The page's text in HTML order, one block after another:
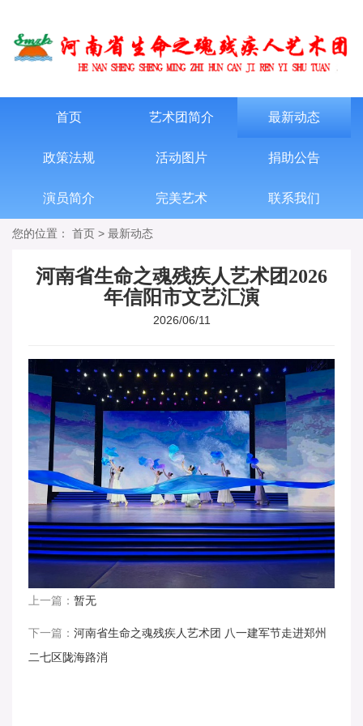
首页 艺术团简介 最新动态
政策法规 活动图片 捐助公告
演员简介 完美艺术 联系我们
您的位置： 首页 > 最新动态
河南省生命之魂残疾人艺术团2026
年信阳市文艺汇演
2026/06/11
上一篇： 暂无
下一篇： 河南省生命之魂残疾人艺术团 八一建军节走进郑州
二七区陇海路消